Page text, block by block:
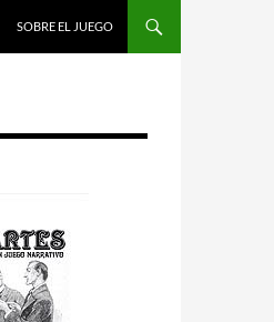
SOBRE EL JUEGO